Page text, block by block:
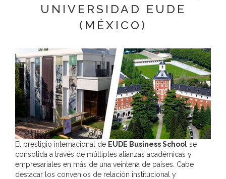
entidad que esté debidamente autorizado podrá tener conocimiento de
Derechos:Tiene derecho a saber qué información tenemos sobre
usted, corregirla y eliminarla, tal y como se explica en la información
adicional disponible en nuestra página web.
Información adicional:Más información en el apartado “SUS DATOS
SEGUROS” de nuestra página web.
UNIVERSIDAD EUDE
(MÉXICO)
El prestigio internacional de EUDE Business School se
consolida a través de múltiples alianzas académicas y
empresariales en más de una veintena de países. Cabe
destacar los convenios de relación institucional y